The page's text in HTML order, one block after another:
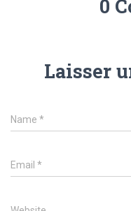
0
Laisser
Name *
Email *